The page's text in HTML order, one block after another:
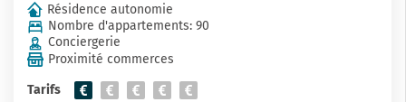
Résidence autonomie
Nombre d'appartements: 90
Conciergerie
Proximité commerces
Tarifs